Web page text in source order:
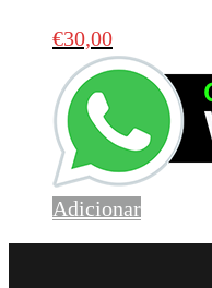
€30,00
Adicionar